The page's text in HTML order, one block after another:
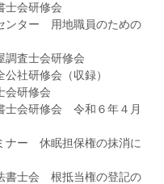
会研修会
ンター 用地職員のための
査士会研修会
社研修会（収録）
会研修会
士会研修会 令和６年４月
ナー 休眠担保権の抹消に
書士会 根抵当権の登記の